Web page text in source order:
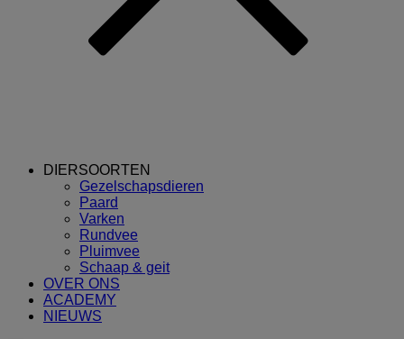
DIERSOORTEN
Gezelschapsdieren
Paard
Varken
Rundvee
Pluimvee
Schaap & geit
OVER ONS
ACADEMY
NIEUWS